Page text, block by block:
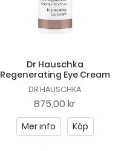
Dr Hauschka
Regenerating Eye Cream
DR HAUSCHKA
875,00 kr
Mer info Köp